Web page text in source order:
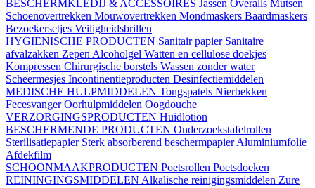
BESCHERMKLEDIJ & ACCESSOIRES Jassen Overalls Mutsen
Schoenovertrekken Mouwovertrekken Mondmaskers Baardmaskers
Bezoekersetjes Veiligheidsbrillen
HYGIËNISCHE PRODUCTEN Sanitair papier Sanitaire
afvalzakken Zepen Alcoholgel Watten en cellulose doekjes
Kompressen Chirurgische borstels Wassen zonder water
Scheermesjes Incontinentieproducten Desinfectiemiddelen
MEDISCHE HULPMIDDELEN Tongspatels Nierbekken
FecesvangerOorhulpmiddelen Oogdouche
VERZORGINGSPRODUCTEN Huidlotion
BESCHERMENDE PRODUCTEN Onderzoekstafelrollen
Sterilisatiepapier Sterk absorberend beschermpapierAluminiumfolie
Afdekfilm
SCHOONMAAKPRODUCTEN Poetsrollen Poetsdoeken
REININGINGSMIDDELEN Alkalische reinigingsmiddelen Zure